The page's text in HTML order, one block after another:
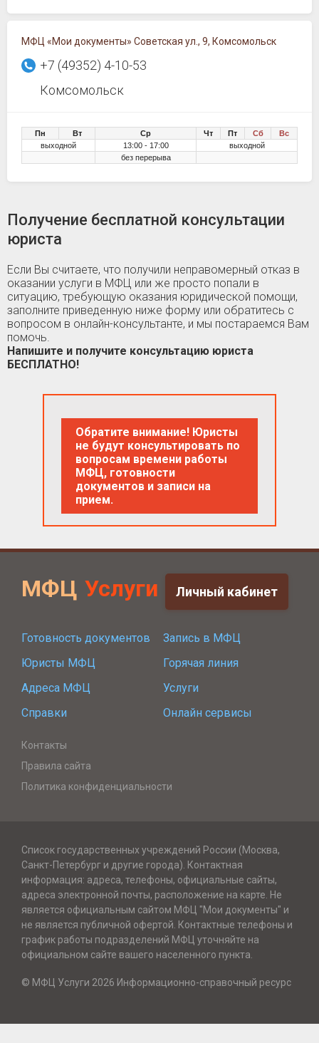
МФЦ «Мои документы» Советская ул., 9, Комсомольск
+7 (49352) 4-10-53
Комсомольск
Пн Вт Ср Чт Пт Сб
Вс
выходной
13:00 - 17:00
выходной
без перерыва
Получение бесплатной консультации
юриста
Если Вы считаете, что получили неправомерный отказ в
оказании услуги в МФЦ или же просто попали в
ситуацию, требующую оказания юридической помощи,
заполните приведенную ниже форму или обратитесь с
вопросом в онлайн-консультанте, и мы постараемся Вам
помочь.
Напишите и получите консультацию юриста
БЕСПЛАТНО!
Обратите внимание! Юристы
не будут консультировать по
вопросам времени работы
МФЦ, готовности
документов и записи на
прием.
МФЦ Услуги Личный кабинет
Готовность документов
Запись в МФЦ
Юристы МФЦ
Горячая линия
Адреса МФЦ
Услуги
Справки
Онлайн сервисы
Контакты
Правила сайта
Политика конфиденциальности
Список государственных учреждений России (Москва,
Санкт-Петербург и другие города). Контактная
информация: адреса, телефоны, официальные сайты,
адреса электронной почты, расположение на карте. Не
является официальным сайтом МФЦ "Мои документы" и
не является публичной офертой. Контактные телефоны и
график работы подразделений МФЦ уточняйте на
официальном сайте вашего населенного пункта.
© МФЦ Услуги 2026 Информационно-справочный ресурс